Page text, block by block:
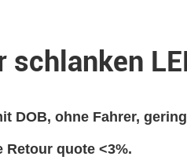
schlanken
DOB, ohne Fahrer,
Retour quote <3%.